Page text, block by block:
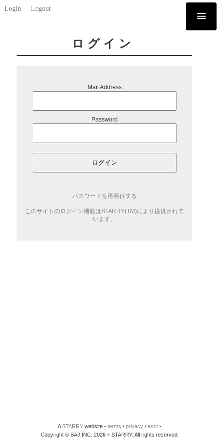
Login Logout
ログイン
Mail Address
Password
ログイン
パスワードを再発行する
このサイトのログイン機能はSTARRY(TM)により提供されて
います。
ASTARRY website - terms / privacy / asct -
Copyright © BAJ INC. 2026 + STARRY. All rights reserved.